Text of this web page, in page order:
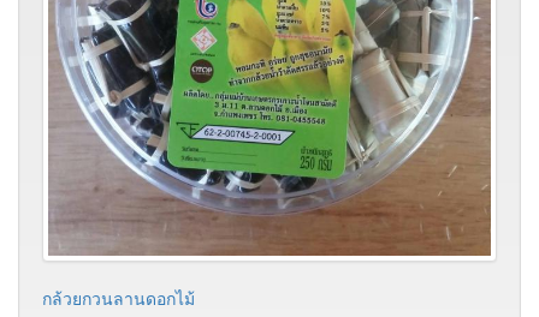
กล้วยกวนลานดอกไม้